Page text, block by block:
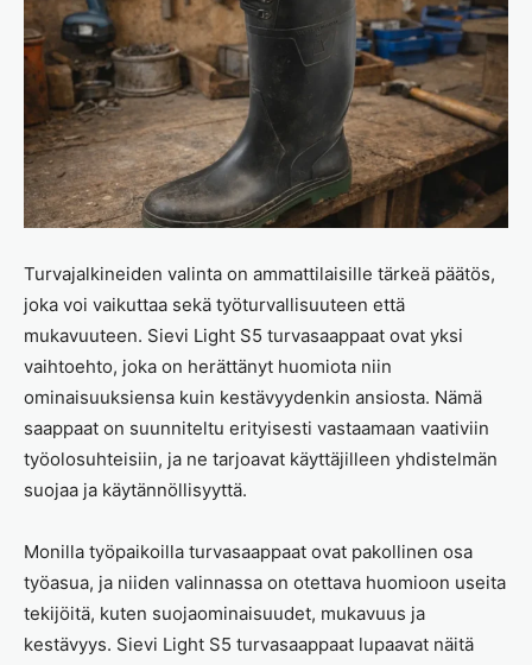
Turvajalkineiden valinta on ammattilaisille tärkeä päätös,
joka voi vaikuttaa sekä työturvallisuuteen että
mukavuuteen. Sievi Light S5 turvasaappaat ovat yksi
vaihtoehto, joka on herättänyt huomiota niin
ominaisuuksiensa kuin kestävyydenkin ansiosta. Nämä
saappaat on suunniteltu erityisesti vastaamaan vaativiin
työolosuhteisiin, ja ne tarjoavat käyttäjilleen yhdistelmän
suojaa ja käytännöllisyyttä.
Monilla työpaikoilla turvasaappaat ovat pakollinen osa
työasua, ja niiden valinnassa on otettava huomioon useita
tekijöitä, kuten suojaominaisuudet, mukavuus ja
kestävyys. Sievi Light S5 turvasaappaat lupaavat näitä